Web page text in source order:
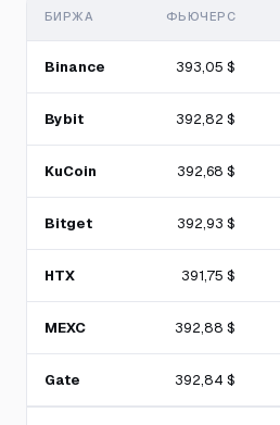
БИРЖА ФЬЮЧЕРС
Binance 393,05 $
Bybit 392,82 $
KuCoin 392,68 $
Bitget 392,93 $
HTX 391,75 $
MEXC 392,88 $
Gate 392,84 $